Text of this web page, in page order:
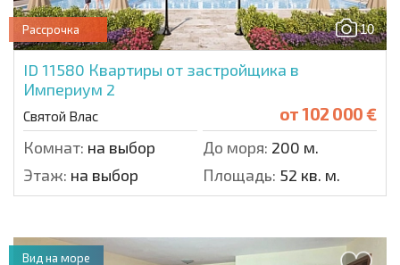
10
Рассрочка
ID 11580 Квартиры от застройщика в
Империум 2
Святой Влас от102 000 €
Комнат: на выбор До моря: 200 м.
Этаж: на выбор Площадь: 52 кв. м.
Вид на море